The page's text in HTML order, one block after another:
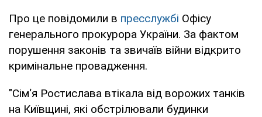
Про це повідомили в пресслужбі Офісу
генерального прокурора України. За фактом
порушення законів та звичаїв війни відкрито
кримінальне провадження.
"Сім‘я Ростислава втікала від ворожих танків
на Київщині, які обстрілювали будинки